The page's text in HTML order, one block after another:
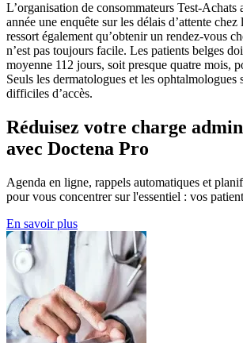
L’organisation de consommateurs Test-Achats
année une enquête sur les délais d’attente
ressort également qu’obtenir un rendez-vous
n’est pas toujours facile. Les patients belges
moyenne 112 jours, soit presque quatre mois,
Seuls les dermatologues et les ophtalmologues
difficiles d’accès.
Réduisez votre charge
avec Doctena Pro
Agenda en ligne, rappels automatiques et
pour vous concentrer sur l'essentiel : vos
En savoir plus